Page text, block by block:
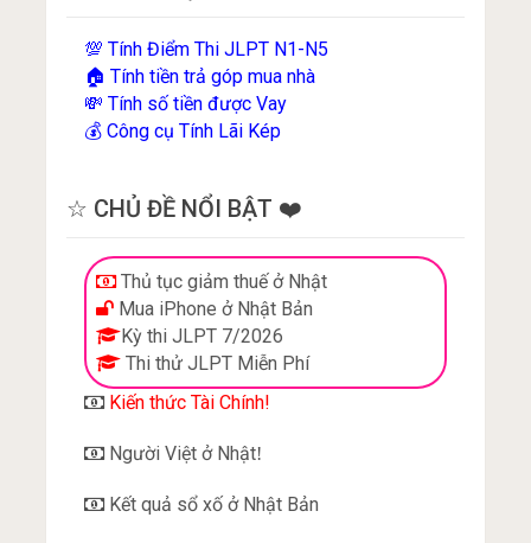
💯Tính Điểm Thi JLPT N1-N5
🏠Tính tiền trả góp mua nhà
💸Tính số tiền được Vay
💰Công cụ Tính Lãi Kép
☆ CHỦ ĐỀ NỔI BẬT ❤️
Thủ tục giảm thuế ở Nhật
Mua iPhone ở Nhật Bản
Kỳ thi JLPT 7/2026
Thi thử JLPT Miễn Phí
Kiến thức Tài Chính!
Người Việt ở Nhật!
Kết quả sổ xố ở Nhật Bản